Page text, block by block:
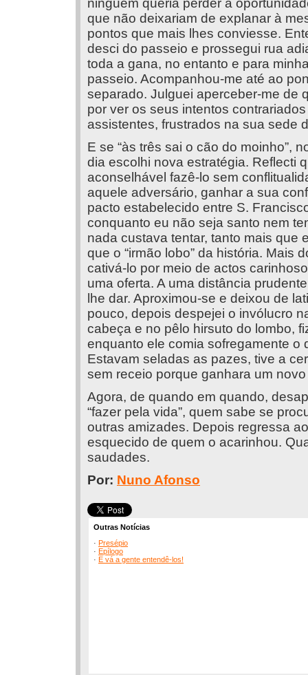
ninguém queria perder a
que não deixariam de explanar à
pontos que mais lhes conviesse.
desci do passeio e prossegui rua
toda a gana, no entanto e para
passeio. Acompanhou-me até ao
separado. Julguei aperceber-me de
por ver os seus intentos
assistentes, frustrados na sua sede
E se “às três sai o cão do moinho”,
dia escolhi nova estratégia. Reflecti
aconselhável fazê-lo sem
aquele adversário, ganhar a sua
pacto estabelecido entre S.
conquanto eu não seja santo nem
nada custava tentar, tanto mais que
que o “irmão lobo” da história. Mais
cativá-lo por meio de actos
uma oferta. A uma distância
lhe dar. Aproximou-se e deixou de
pouco, depois despejei o invólucro
cabeça e no pêlo hirsuto do lombo,
enquanto ele comia sofregamente o
Estavam seladas as pazes, tive a
sem receio porque ganhara um
Agora, de quando em quando,
“fazer pela vida”, quem sabe se
outras amizades. Depois regressa
esquecido de quem o acarinhou.
saudades.
Por: Nuno Afonso
Outras Notícias
· Presépio
· Epílogo
· E vá a gente entendê-los!